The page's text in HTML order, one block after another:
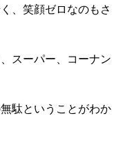
、笑顔ゼロなのもさ
スーパー、コーナン
駄ということがわか